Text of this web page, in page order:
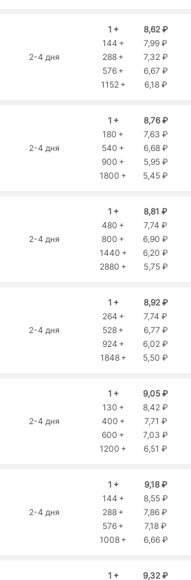
2-4 дня
1 +
8,62 ₽
144 +
7,99 ₽
288 +
7,32 ₽
576 +
6,67 ₽
1152 +
6,18 ₽
2-4 дня
1 +
8,76 ₽
180 +
7,63 ₽
540 +
6,68 ₽
900 +
5,95 ₽
1800 +
5,45 ₽
2-4 дня
1 +
8,81 ₽
480 +
7,74 ₽
800 +
6,90 ₽
1440 +
6,20 ₽
2880 +
5,75 ₽
2-4 дня
1 +
8,92 ₽
264 +
7,74 ₽
528 +
6,77 ₽
924 +
6,02 ₽
1848 +
5,50 ₽
2-4 дня
1 +
9,05 ₽
130 +
8,42 ₽
400 +
7,71 ₽
600 +
7,03 ₽
1200 +
6,51 ₽
2-4 дня
1 +
9,18 ₽
144 +
8,55 ₽
288 +
7,86 ₽
576 +
7,18 ₽
1008 +
6,66 ₽
1 + 9,32 ₽